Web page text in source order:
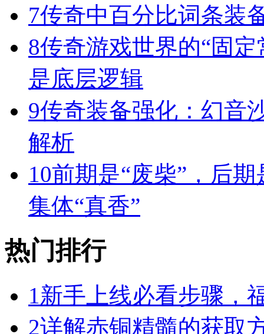
7传奇中百分比词条装
8传奇游戏世界的“固
是底层逻辑
9传奇装备强化：幻音
解析
10前期是“废柴”，后
集体“真香”
热门排行
1新手上线必看步骤，
2详解赤铜精髓的获取